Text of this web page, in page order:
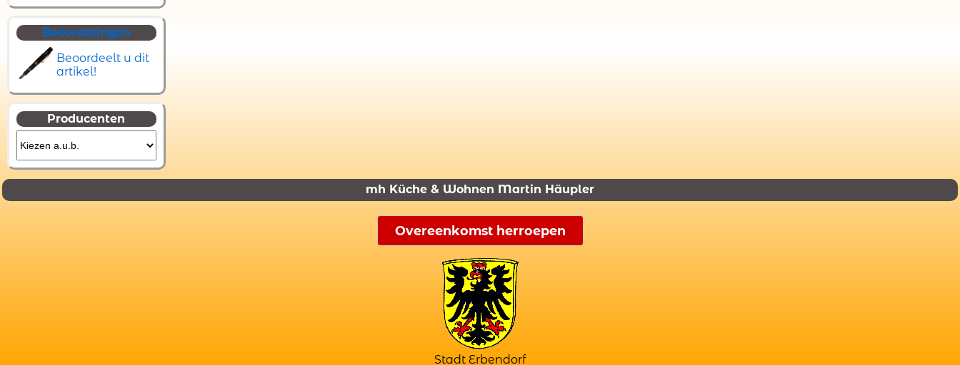
Beoordelingen
Beoordeelt u dit
artikel!
Producenten
mh Küche & Wohnen Martin Häupler
Overeenkomst herroepen
Stadt Erbendorf